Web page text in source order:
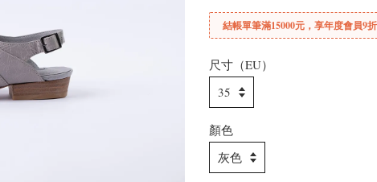
結帳單筆滿15000元，享年度會員9
尺寸（EU）
顏色